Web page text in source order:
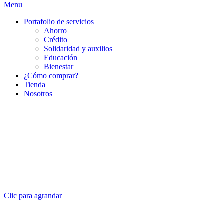
Menu
Portafolio de servicios
Ahorro
Crédito
Solidaridad y auxilios
Educación
Bienestar
¿Cómo comprar?
Tienda
Nosotros
Clic para agrandar